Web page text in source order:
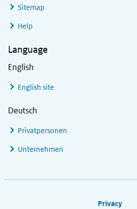
Sitemap
Help
Language
English
English site
Deutsch
Privatpersonen
Unternehmen
Privacy